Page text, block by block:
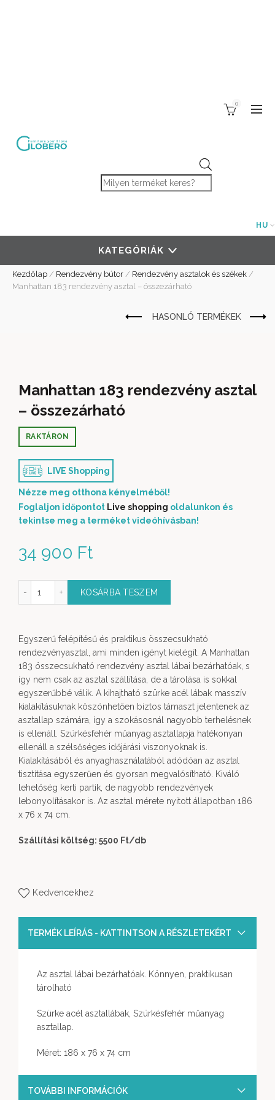
Products search
0
HU
KATEGÓRIÁK
Kezdőlap / Rendezvény bútor / Rendezvény asztalok és székek /
Manhattan 183 rendezvény asztal – összezárható
Manhattan 183 rendezvény asztal
– összezárható
34 900 Ft
RAKTÁRON
LIVE Shopping
Nézze meg otthona kényelméből!
Foglaljon időpontot Live shopping oldalunkon és
tekintse meg a terméket videóhívásban!
asztal - összezárható mennyiség
KOSÁRBA TESZEM
Egyszerű felépítésű és praktikus összecsukható
rendezvényasztal, ami minden igényt kielégít. A Manhattan
183 összecsukható rendezvény asztal lábai bezárhatóak, s
így nem csak az asztal szállítása, de a tárolása is sokkal
egyszerűbbé válik. A kihajtható szürke acél lábak masszív
kialakításuknak köszönhetően biztos támaszt jelentenek az
asztallap számára, így a szokásosnál nagyobb terhelésnek
is ellenáll. Szürkésfehér műanyag asztallapja hatékonyan
ellenáll a szélsőséges időjárási viszonyoknak is.
Kialakításából és anyaghasználatából adódóan az asztal
tisztítása egyszerűen és gyorsan megvalósítható. Kiváló
lehetőség kerti partik, de nagyobb rendezvények
lebonyolításakor is. Az asztal mérete nyitott állapotban 186
x 76 x 74 cm.
Szállítási költség: 5500 Ft/db
Kedvencekhez
TERMÉK LEÍRÁS - KATTINTSON A RÉSZLETEKÉRT
Az asztal lábai bezárhatóak. Könnyen, praktikusan
tárolható
Szürke acél asztallábak, Szürkésfehér műanyag
asztallap.
Méret: 186 x 76 x 74 cm
TOVÁBBI INFORMÁCIÓK